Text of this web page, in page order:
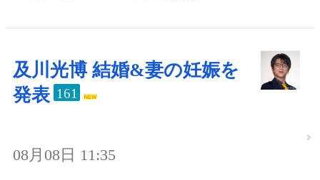
及川光博 結婚&妻の妊娠を
発表 161
08月08日 11:35